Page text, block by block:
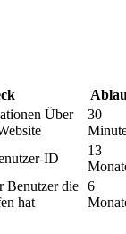
Über
30
ID
13
Benutzer die
hat
6